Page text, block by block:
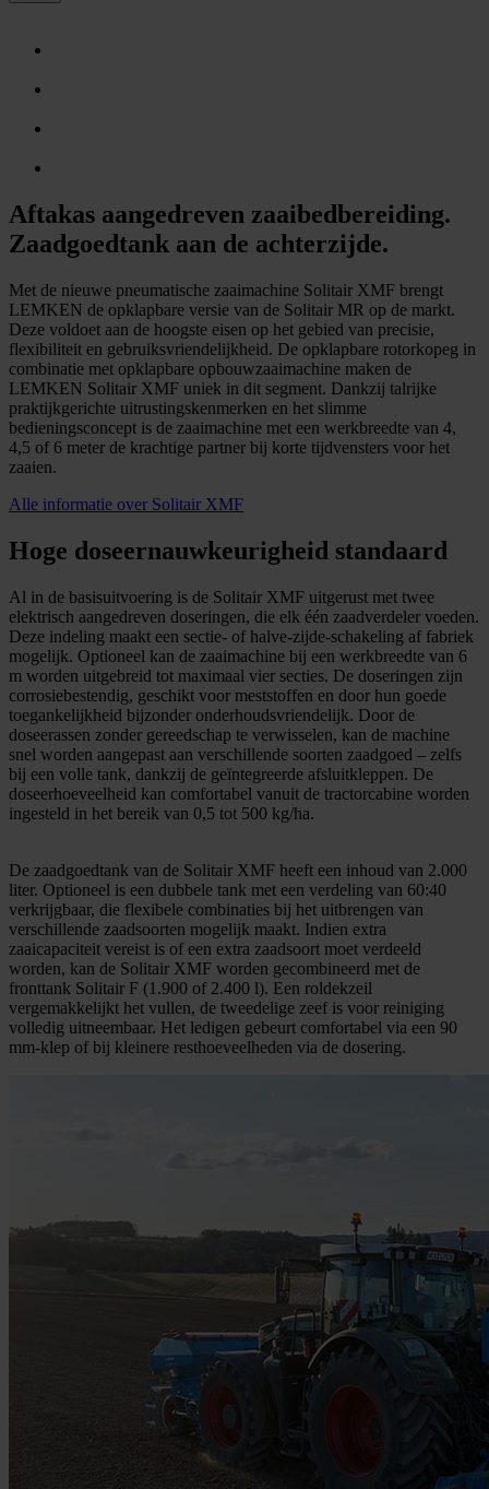
Aftakas aangedreven zaaibedbereiding.
Zaadgoedtank aan de achterzijde.
Met de nieuwe pneumatische zaaimachine Solitair XMF brengt
LEMKEN de opklapbare versie van de Solitair MR op de markt.
Deze voldoet aan de hoogste eisen op het gebied van precisie,
flexibiliteit en gebruiksvriendelijkheid. De opklapbare rotorkopeg in
combinatie met opklapbare opbouwzaaimachine maken de
LEMKEN Solitair XMF uniek in dit segment. Dankzij talrijke
praktijkgerichte uitrustingskenmerken en het slimme
bedieningsconcept is de zaaimachine met een werkbreedte van 4,
4,5 of 6 meter de krachtige partner bij korte tijdvensters voor het
zaaien.
Alle informatie over Solitair XMF
Hoge doseernauwkeurigheid standaard
Al in de basisuitvoering is de Solitair XMF uitgerust met twee
elektrisch aangedreven doseringen, die elk één zaadverdeler voeden.
Deze indeling maakt een sectie- of halve-zijde-schakeling af fabriek
mogelijk. Optioneel kan de zaaimachine bij een werkbreedte van 6
m worden uitgebreid tot maximaal vier secties. De doseringen zijn
corrosiebestendig, geschikt voor meststoffen en door hun goede
toegankelijkheid bijzonder onderhoudsvriendelijk. Door de
doseerassen zonder gereedschap te verwisselen, kan de machine
snel worden aangepast aan verschillende soorten zaadgoed – zelfs
bij een volle tank, dankzij de geïntegreerde afsluitkleppen. De
doseerhoeveelheid kan comfortabel vanuit de tractorcabine worden
ingesteld in het bereik van 0,5 tot 500 kg/ha.
De zaadgoedtank van de Solitair XMF heeft een inhoud van 2.000
liter. Optioneel is een dubbele tank met een verdeling van 60:40
verkrijgbaar, die flexibele combinaties bij het uitbrengen van
verschillende zaadsoorten mogelijk maakt. Indien extra
zaaicapaciteit vereist is of een extra zaadsoort moet verdeeld
worden, kan de Solitair XMF worden gecombineerd met de
fronttank Solitair F (1.900 of 2.400 l). Een roldekzeil
vergemakkelijkt het vullen, de tweedelige zeef is voor reiniging
volledig uitneembaar. Het ledigen gebeurt comfortabel via een 90
mm-klep of bij kleinere resthoeveelheden via de dosering.